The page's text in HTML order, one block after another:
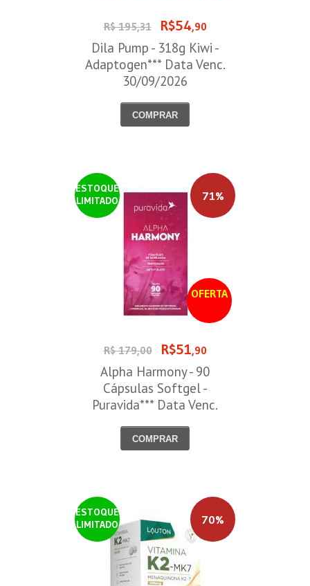
R$ 195,31 R$54,90
Dila Pump - 318g Kiwi -
Adaptogen*** Data Venc.
30/09/2026
COMPRAR
ESTOQUE
LIMITADO
OFERTA
71%
R$ 179,00 R$51,90
Alpha Harmony - 90
Cápsulas Softgel -
Puravida*** Data Venc.
COMPRAR
ESTOQUE
LIMITADO
70%